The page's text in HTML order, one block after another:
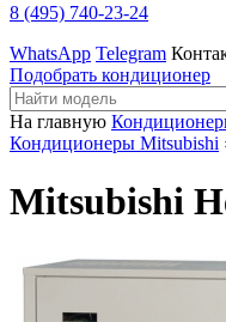
8 (495) 740-23-24
WhatsApp Telegram
Подобрать кондиционер
На главную
Кондиционеры Mitsubishi
Mitsubishi